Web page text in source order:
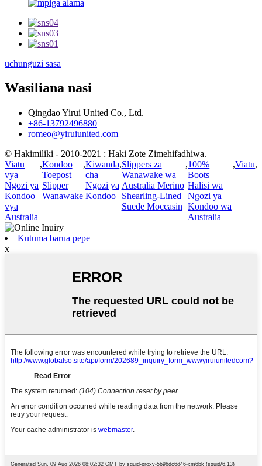
uchunguzi sasa
Wasiliana nasi
Qingdao Yirui United Co., Ltd.
+86-13792496880
romeo@yiruiunited.com
© Hakimiliki - 2010-2021 : Haki Zote Zimehifadhiwa.
Viatu
vya
Ngozi ya
Kondoo
vya
Australia
,Kondoo
Toepost
Slipper
Wanawake
,Kiwanda
cha
Ngozi ya
Kondoo
,Slippers za
Wanawake wa
Australia Merino
Shearling-Lined
Suede Moccasin
,100%
Boots
Halisi wa
Ngozi ya
Kondoo wa
Australia
,Viatu,
Kutuma barua pepe
x